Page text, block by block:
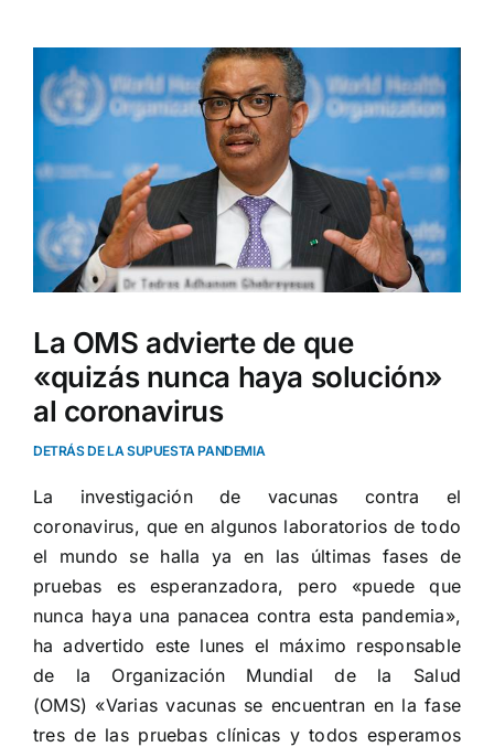
imagen
más
La OMS advierte de que
«quizás nunca haya solución»
al coronavirus
DETRÁS DE LA SUPUESTA PANDEMIA
La investigación de vacunas contra el
coronavirus, que en algunos laboratorios de todo
el mundo se halla ya en las últimas fases de
pruebas es esperanzadora, pero «puede que
nunca haya una panacea contra esta pandemia»,
ha advertido este lunes el máximo responsable
de la Organización Mundial de la Salud
(OMS) «Varias vacunas se encuentran en la fase
tres de las pruebas clínicas y todos esperamos